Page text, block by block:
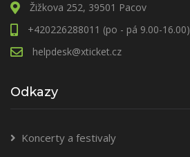
Žižkova 252, 39501 Pacov
+420226288011 (po - pá 9.00-16.00)
helpdesk@xticket.cz
Odkazy
Koncerty a festivaly